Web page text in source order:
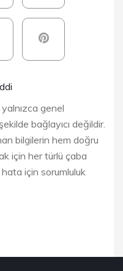
genel
bağlayıcı değildir.
bilgilerin hem doğru
için her türlü çaba
için sorumluluk